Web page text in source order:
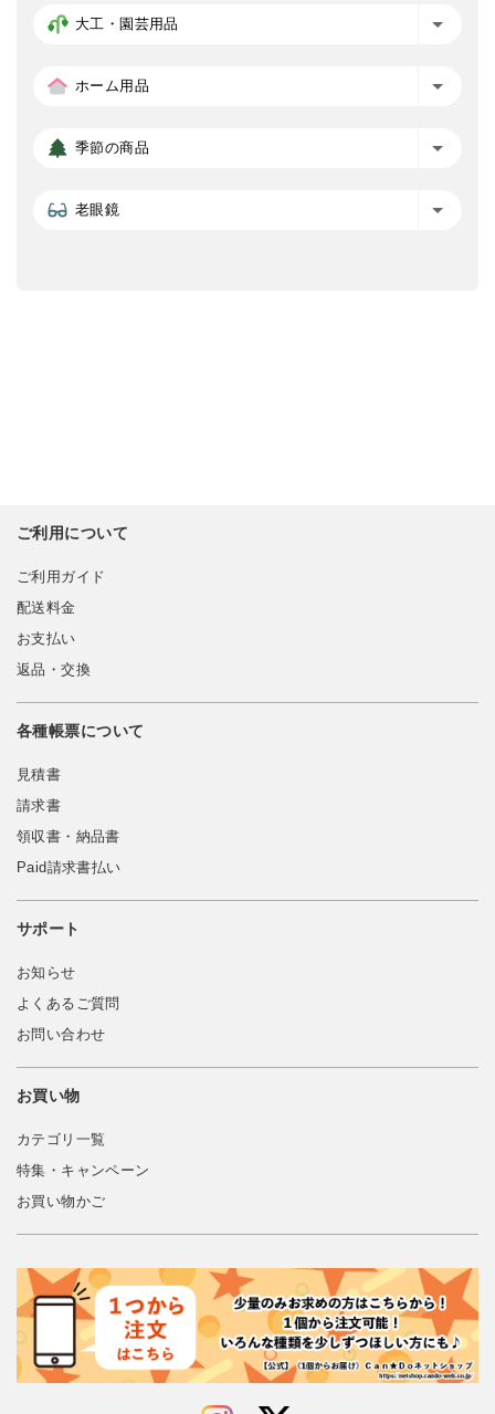
大工・園芸用品
ホーム用品
季節の商品
老眼鏡
ご利用について
ご利用ガイド
配送料金
お支払い
返品・交換
各種帳票について
見積書
請求書
領収書・納品書
Paid請求書払い
サポート
お知らせ
よくあるご質問
お問い合わせ
お買い物
カテゴリ一覧
特集・キャンペーン
お買い物かご